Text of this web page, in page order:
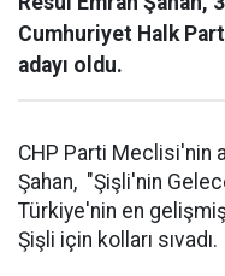
Cumhuriyet Halk
adayı oldu.
CHP Parti Meclisi'nin
Şahan, "Şişli'nin
Türkiye'nin en
Şişli için kolları sıvadı.